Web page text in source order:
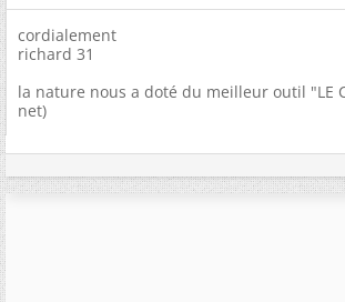
cordialement
richard 31
la nature nous a doté du meilleur outil "LE
net)